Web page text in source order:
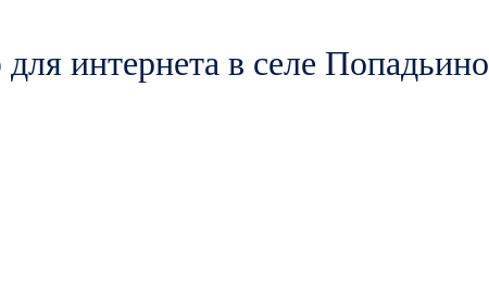
интернета в селе Попадьино